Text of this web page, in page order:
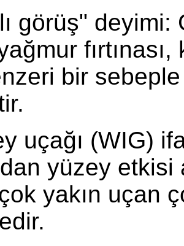
görüş"
bir sebeple
uçağı (WIG)
yüzey
yakın uçan